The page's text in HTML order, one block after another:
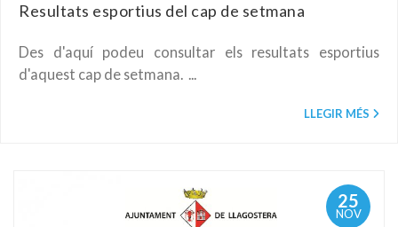
Resultats esportius del cap de setmana
Des d'aquí podeu consultar els resultats esportius
d'aquest cap de setmana. ...
LLEGIR MÉS
25
NOV